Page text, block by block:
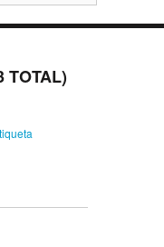
TOTAL)